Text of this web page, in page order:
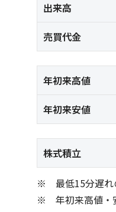
出来高
売買代金
年初来高値
年初来安値
株式積立
最低15分遅れ
年初来高値・